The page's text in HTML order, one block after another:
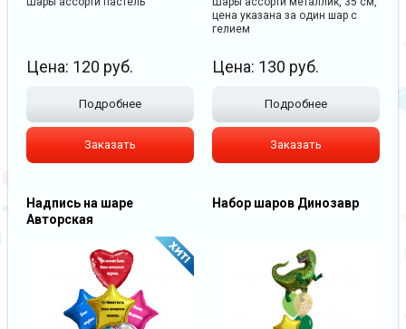
Цена: 120 руб.
Подробнее
Заказать
цена указана за один шар с
гелием
Цена: 130 руб.
Подробнее
Заказать
Надпись на шаре
Авторская
Набор шаров Динозавр